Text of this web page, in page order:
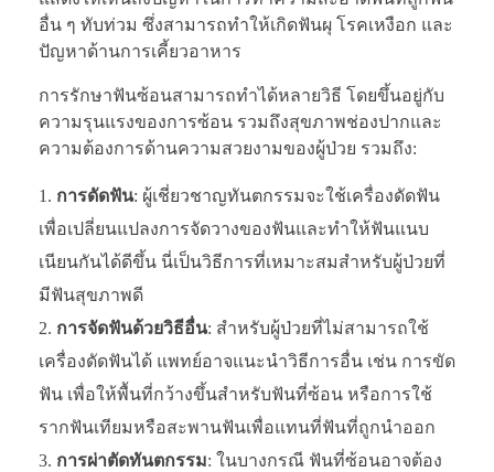
อื่น ๆ ทับท่วม ซึ่งสามารถทำให้เกิดฟันผุ โรคเหงือก และ
ปัญหาด้านการเคี้ยวอาหาร
การรักษาฟันซ้อนสามารถทำได้หลายวิธี โดยขึ้นอยู่กับ
ความรุนแรงของการซ้อน รวมถึงสุขภาพช่องปากและ
ความต้องการด้านความสวยงามของผู้ป่วย รวมถึง:
การดัดฟัน: ผู้เชี่ยวชาญทันตกรรมจะใช้เครื่องดัดฟัน
เพื่อเปลี่ยนแปลงการจัดวางของฟันและทำให้ฟันแนบ
เนียนกันได้ดีขึ้น นี่เป็นวิธีการที่เหมาะสมสำหรับผู้ป่วยที่
มีฟันสุขภาพดี
การจัดฟันด้วยวิธีอื่น: สำหรับผู้ป่วยที่ไม่สามารถใช้
เครื่องดัดฟันได้ แพทย์อาจแนะนำวิธีการอื่น เช่น การขัด
ฟัน เพื่อให้พื้นที่กว้างขึ้นสำหรับฟันที่ซ้อน หรือการใช้
รากฟันเทียมหรือสะพานฟันเพื่อแทนที่ฟันที่ถูกนำออก
การผ่าตัดทันตกรรม: ในบางกรณี ฟันที่ซ้อนอาจต้อง